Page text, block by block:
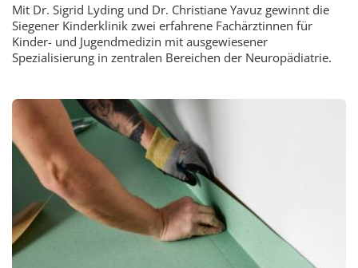
Mit Dr. Sigrid Lyding und Dr. Christiane Yavuz gewinnt die
Siegener Kinderklinik zwei erfahrene Fachärztinnen für
Kinder- und Jugendmedizin mit ausgewiesener
Spezialisierung in zentralen Bereichen der Neuropädiatrie.